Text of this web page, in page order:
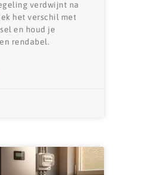
verdwijnt na
het verschil met
en houd je
rendabel.